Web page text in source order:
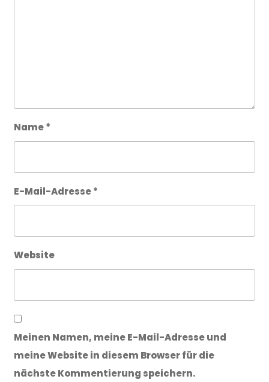
Name*
E-Mail-Adresse*
Website
Meinen Namen, meine E-Mail-Adresse und
meine Website in diesem Browser für die
nächste Kommentierung speichern.